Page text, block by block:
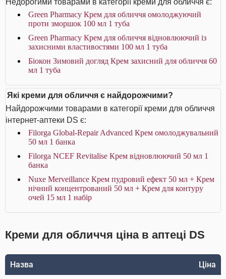
Недорогими товарами в категорії креми для обличчя є:
Green Pharmacy Крем для обличчя омолоджуючий
проти зморшок 100 мл 1 туба
Green Pharmacy Крем для обличчя відновлюючий із
захисними властивостями 100 мл 1 туба
Біокон Зимовий догляд Крем захисний для обличчя 60
мл 1 туба
Які креми для обличчя є найдорожчими?
Найдорожчими товарами в категорії креми для обличчя
інтернет-аптеки DS є:
Filorga Global-Repair Advanced Крем омолоджувальний
50 мл 1 банка
Filorga NCEF Revitalise Крем відновлюючий 50 мл 1
банка
Nuxe Merveillance Крем пудровий ефект 50 мл + Крем
нічний концентрований 50 мл + Крем для контуру
очей 15 мл 1 набір
Креми для обличчя ціна в аптеці DS
Назва Ціна